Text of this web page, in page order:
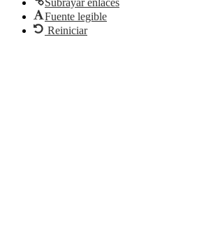
Subrayar enlaces
Fuente legible
Reiniciar